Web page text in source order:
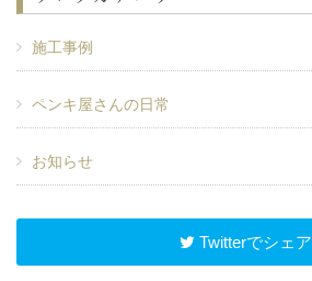
施工事例
ペンキ屋さんの日常
お知らせ
Twitterでシェア